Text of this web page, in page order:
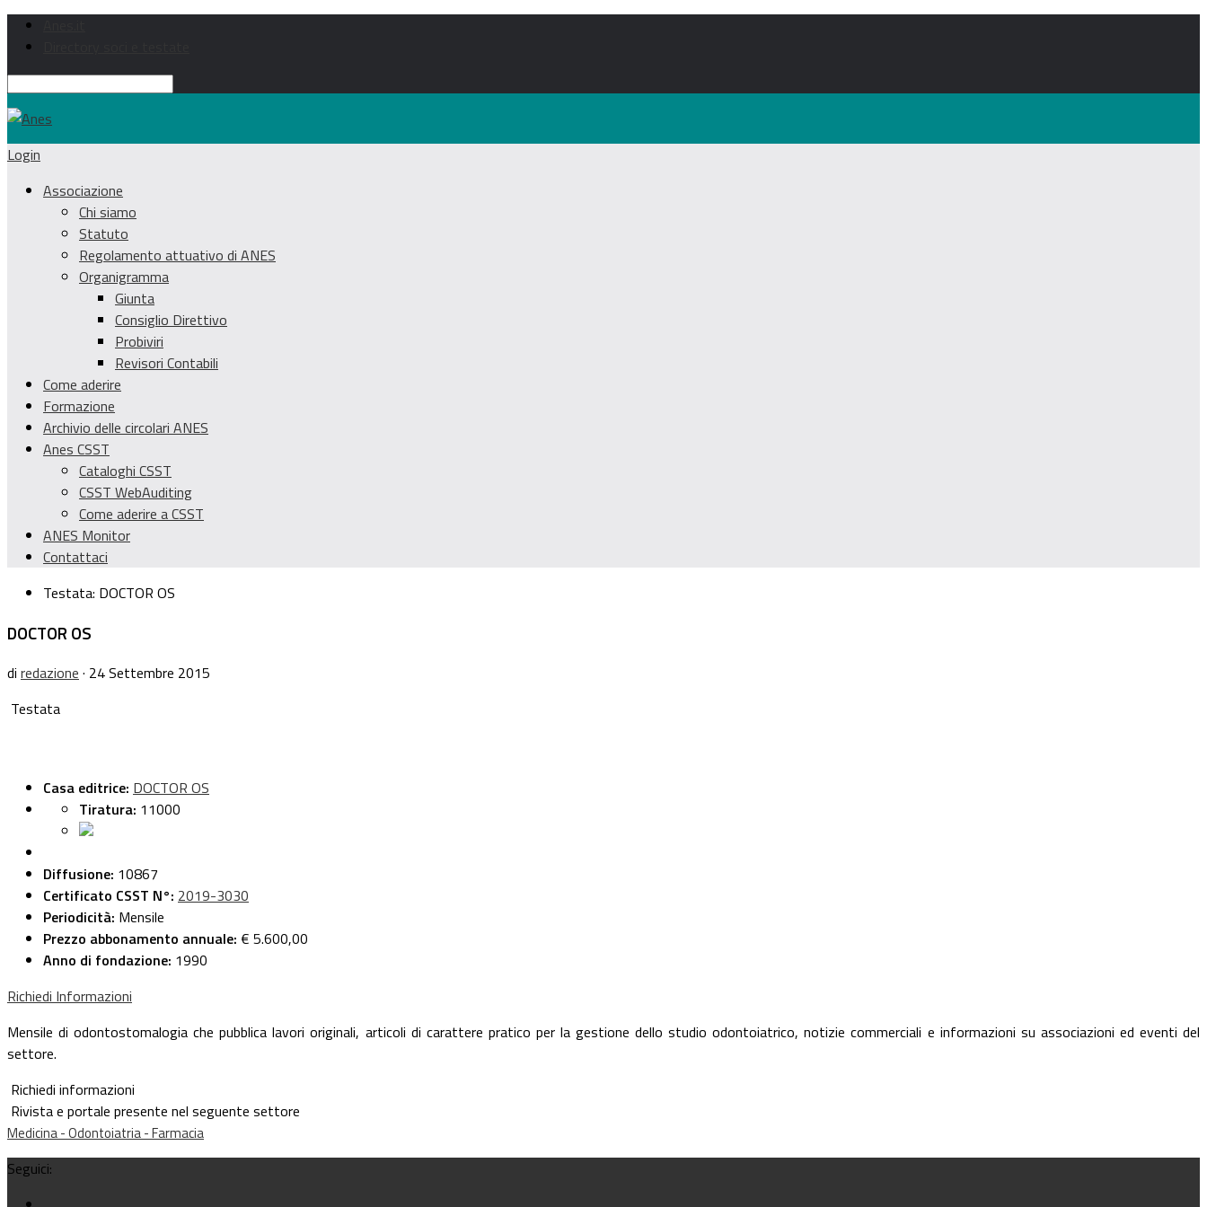
Login
Associazione
Chi siamo
Statuto
Regolamento attuativo di ANES
Organigramma
Giunta
Consiglio Direttivo
Probiviri
Revisori Contabili
Come aderire
Formazione
Archivio delle circolari ANES
Anes CSST
Cataloghi CSST
CSST WebAuditing
Come aderire a CSST
ANES Monitor
Contattaci
Testata: DOCTOR OS
DOCTOR OS
di redazione · 24 Settembre 2015
Testata
Casa editrice: DOCTOR OS
Tiratura: 11000
Diffusione: 10867
Certificato CSST N°: 2019-3030
Periodicità: Mensile
Prezzo abbonamento annuale: € 5.600,00
Anno di fondazione: 1990
Richiedi Informazioni
Mensile di odontostomalogia che pubblica lavori originali, articoli di carattere pratico per la gestione dello studio odontoiatrico, notizie commerciali e informazioni su associazioni ed eventi del
settore.
Richiedi informazioni
Rivista e portale presente nel seguente settore
Medicina - Odontoiatria - Farmacia
Seguici: